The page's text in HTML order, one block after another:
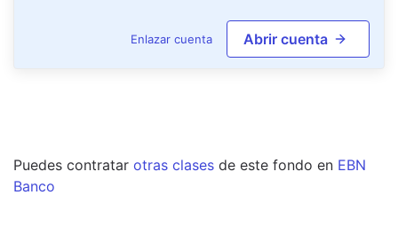
Enlazar cuenta Abrir cuenta
Puedes contratar otras clases de este fondo en EBN
Banco